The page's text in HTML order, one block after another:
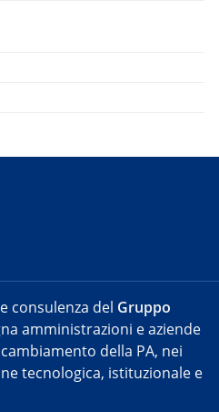
consulenza del Gruppo
amministrazioni e aziende
della PA, nei
tecnologica, istituzionale e